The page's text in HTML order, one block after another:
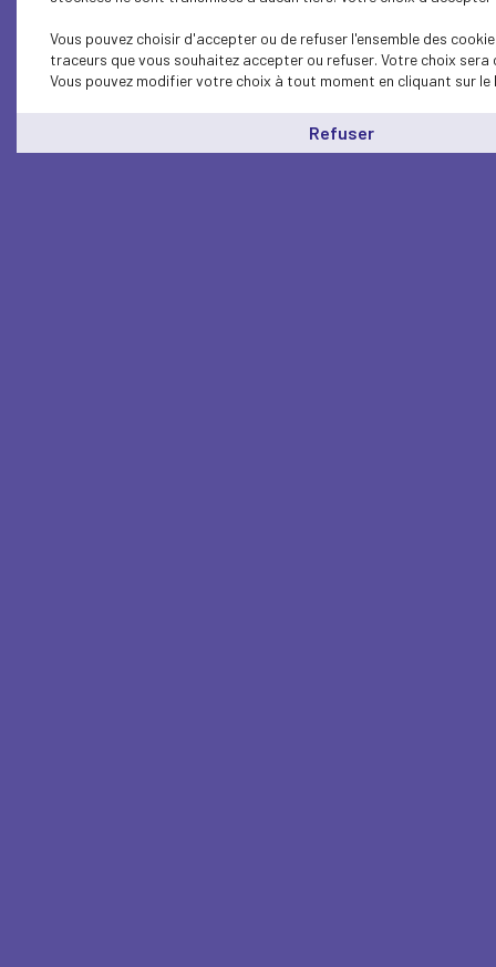
Vous pouvez choisir d'accepter ou de refuser l'ensemble des
traceurs que vous souhaitez accepter ou refuser. Votre choix
Vous pouvez modifier votre choix à tout moment en cliquant sur le
Refuser